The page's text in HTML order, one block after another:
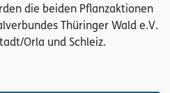
die beiden Pflanzaktionen
Thüringer Wald e.V.
Orla und Schleiz.